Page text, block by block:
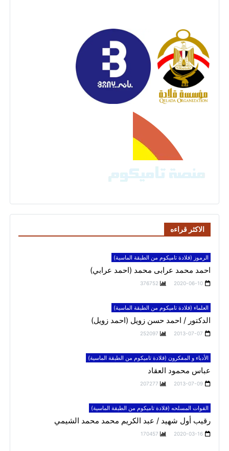
الاكثر قراءه
الرموز (قلادة تاميكوم من الطبقة الماسية)
احمد محمد عرابى محمد (احمد عرابي)
2020-06-10
376752
العلماء (قلادة تاميكوم من الطبقة الماسية)
الدكتور / احمد حسن زويل (احمد زويل)
2013-07-07
252097
الأدباء و المفكرون (قلادة تاميكوم من الطبقة الماسية)
عباس محمود العقاد
2013-07-09
207277
القوات المسلحه (قلادة تاميكوم من الطبقة الماسية)
رقيب أول شهيد / عبد الكريم محمد محمد الشيمي
2020-03-16
170457